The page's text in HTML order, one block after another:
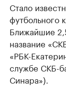
Стало
футбольного
Ближайшие
название
«РБК-
службе СКБ-
Синара»).